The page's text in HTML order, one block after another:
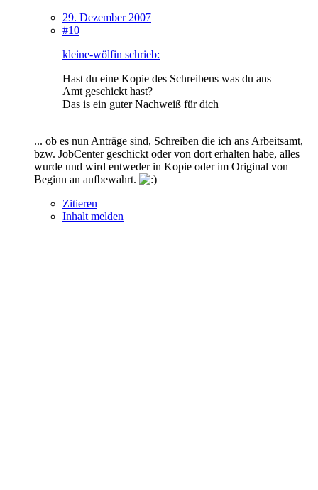
29. Dezember 2007
#10
kleine-wölfin schrieb:
Hast du eine Kopie des Schreibens was du ans
Amt geschickt hast?
Das is ein guter Nachweiß für dich
... ob es nun Anträge sind, Schreiben die ich ans Arbeitsamt,
bzw. JobCenter geschickt oder von dort erhalten habe, alles
wurde und wird entweder in Kopie oder im Original von
Beginn an aufbewahrt.
Zitieren
Inhalt melden